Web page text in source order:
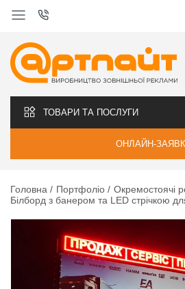
ТОВАРИ ТА ПОСЛУГИ
ОНЛАЙН-
Головна Портфоліо
Окремостоячі
Білборд з банером та LED стрічкою